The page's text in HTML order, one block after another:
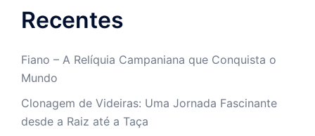
Recentes
Fiano – A Relíquia Campaniana que Conquista o
Mundo
Clonagem de Videiras: Uma Jornada Fascinante
desde a Raiz até a Taça